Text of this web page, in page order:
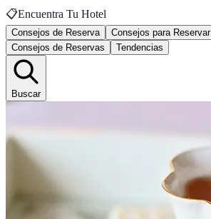
📋Encuentra Tu Hotel
Consejos de Reserva Consejos para Reservar
Consejos de Reservas
Tendencias
Buscar